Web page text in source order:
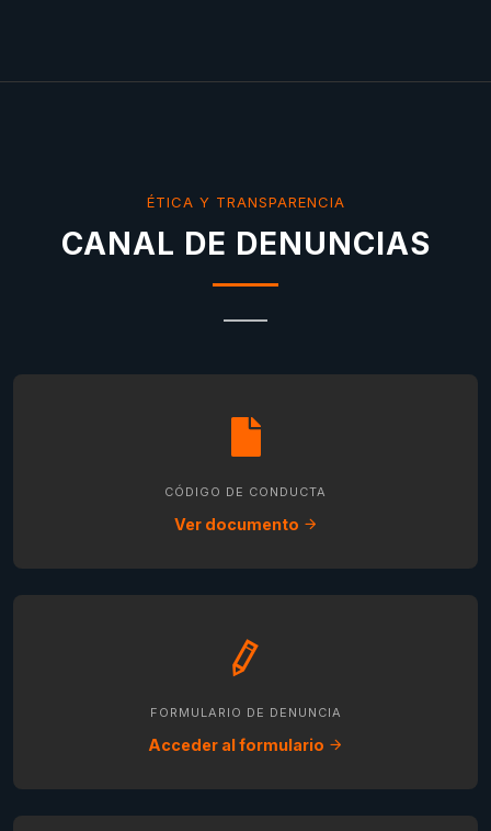
ÉTICA Y TRANSPARENCIA
CANAL DE DENUNCIAS
CÓDIGO DE CONDUCTA
Ver documento
FORMULARIO DE DENUNCIA
Acceder al formulario